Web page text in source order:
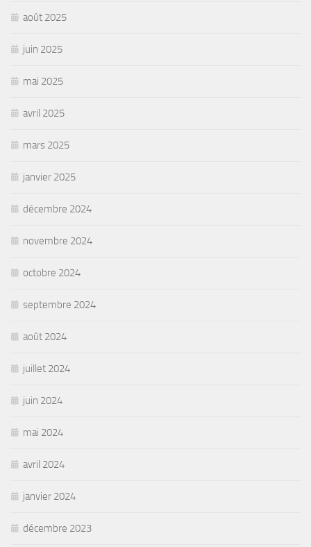
août 2025
juin 2025
mai 2025
avril 2025
mars 2025
janvier 2025
décembre 2024
novembre 2024
octobre 2024
septembre 2024
août 2024
juillet 2024
juin 2024
mai 2024
avril 2024
janvier 2024
décembre 2023